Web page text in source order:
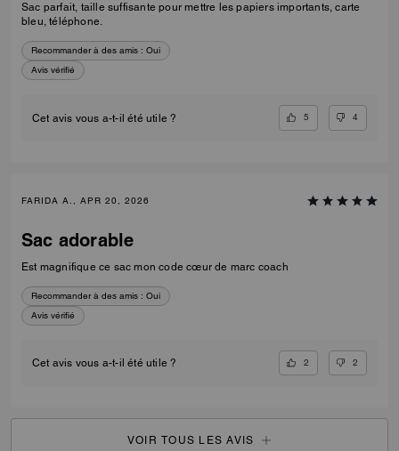
Sac parfait, taille suffisante pour mettre les papiers importants, carte
bleu, téléphone.
Recommander à des amis : Oui
Avis vérifié
Cet avis vous a-t-il été utile ? 5 4
FARIDA A., APR 20, 2026
Sac adorable
Est magnifique ce sac mon code cœur de marc coach
Recommander à des amis : Oui
Avis vérifié
Cet avis vous a-t-il été utile ? 2 2
VOIR TOUS LES AVIS